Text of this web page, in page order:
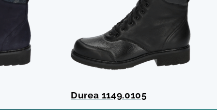
Durea 1149.0105